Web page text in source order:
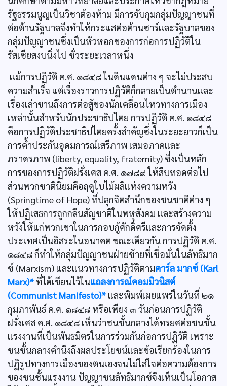
รัฐธรรมนูญเป็นวิชาต้องห้าม มีการจับกุมกลุ่มปัญญาชนที่
ต่อต้านรัฐบาลจึงทำให้กระแสต่อต้านซาร์และรัฐบาลของ
กลุ่มปัญญาชนซึ่งเป็นหัวหอกของการก่อการปฏิวัติใน
รัสเซียสงบนิ่งไป ชั่วระยะเวลาหนึ่ง
แม้การปฏิวัติ ค.ศ. ๑๘๔๘ ในดินแดนต่าง ๆ จะไม่ประสบ
ความสำเร็จ แต่เรื่องราวการปฏิวัติก็กลายเป็นตำนานและ
เรื่องเล่าขานถึงการต่อสู้ของนักเคลื่อนไหวทางการเมือง
เหล่านั้นสำหรับนักประชาธิปไตย การปฏิวัติ ค.ศ. ๑๘๔๘
คือการปฏิวัติประชาธิปไตยครั้งสำคัญซึ่งในระยะยาวก็เป็น
การคํ้าประกันอุดมการณ์เสรีภาพ เสมอภาคและ
ภราดรภาพ (liberty, equality, fraternity) ซึ่งเป็นหลัก
การของการปฏิวัติฝรั่งเศส ค.ศ. ๑๗๘๙ ให้สืบทอดต่อไป
ส่วนพวกชาตินิยมคือฤดูใบไม้ผลิแห่งความหวัง
(Springtime of Hope) ที่ปลุกจิตสำนึกของชนชาติต่าง ๆ
ให้ปฏิเสธการถูกกลืนสัญชาติในพหุสังคม และสร้างความ
หวังให้แก่พวกเขาในการกอบกู้ศักดิ์ศรีและการจัดตั้ง
ประเทศเป็นอิสระในอนาคต ขณะเดียวกัน การปฏิวัติ ค.ศ.
๑๘๔๘ ก็ทำให้กลุ่มปัญญาชนฝ่ายซ้ายที่เชื่อมั่นในลัทธิมาก
ซ์ (Marxism) และแนวทางการปฏิวัติตามคาร์ล มากซ์ (Karl
Marx)* ที่ได้เขียนไว้ในแถลงการณ์คอมมิวนิสต์
(Communist Manifesto)* และพิมพ์เผยแพร่ในวันที่ ๒๑
กุมภาพันธ์ ค.ศ. ๑๘๔๘ หรือเพียง ๓ วันก่อนการปฏิวัติ
ฝรั่งเศส ค.ศ. ๑๘๔๘ เห็นว่าชนชั้นกลางได้ทรยศต่อชนชั้น
แรงงานที่เป็นพันธมิตรในการร่วมกันก่อการปฏิวัติ เพราะ
ชนชั้นกลางคำนึงถึงผลประโยชน์และข้อเรียกร้องในการ
ปฏิรูปทางการเมืองของตนเองจนไม่ใส่ใจต่อความต้องการ
ของชนชั้นแรงงาน ปัญญาชนลัทธิมากซ์จึงเห็นเป็นโอกาส